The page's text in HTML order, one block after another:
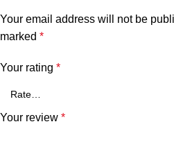
Your email address will not be
marked *
Your rating *
Your review *